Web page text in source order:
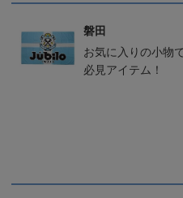
磐田
お気に入りの小物
必見アイテム！